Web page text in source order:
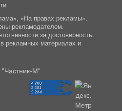
«На правах рекламы»,
рекламодателем.
за достоверность
рекламных материалах и
М"